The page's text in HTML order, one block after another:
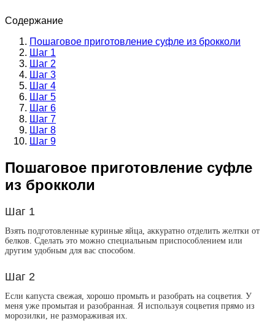
Содержание
Пошаговое приготовление суфле из брокколи
Шаг 1
Шаг 2
Шаг 3
Шаг 4
Шаг 5
Шаг 6
Шаг 7
Шаг 8
Шаг 9
Пошаговое приготовление суфле
из брокколи
Шаг 1
Взять подготовленные куриные яйца, аккуратно отделить желтки от
белков. Сделать это можно специальным приспособлением или
другим удобным для вас способом.
Шаг 2
Если капуста свежая, хорошо промыть и разобрать на соцветия. У
меня уже промытая и разобранная. Я используя соцветия прямо из
морозилки, не размораживая их.